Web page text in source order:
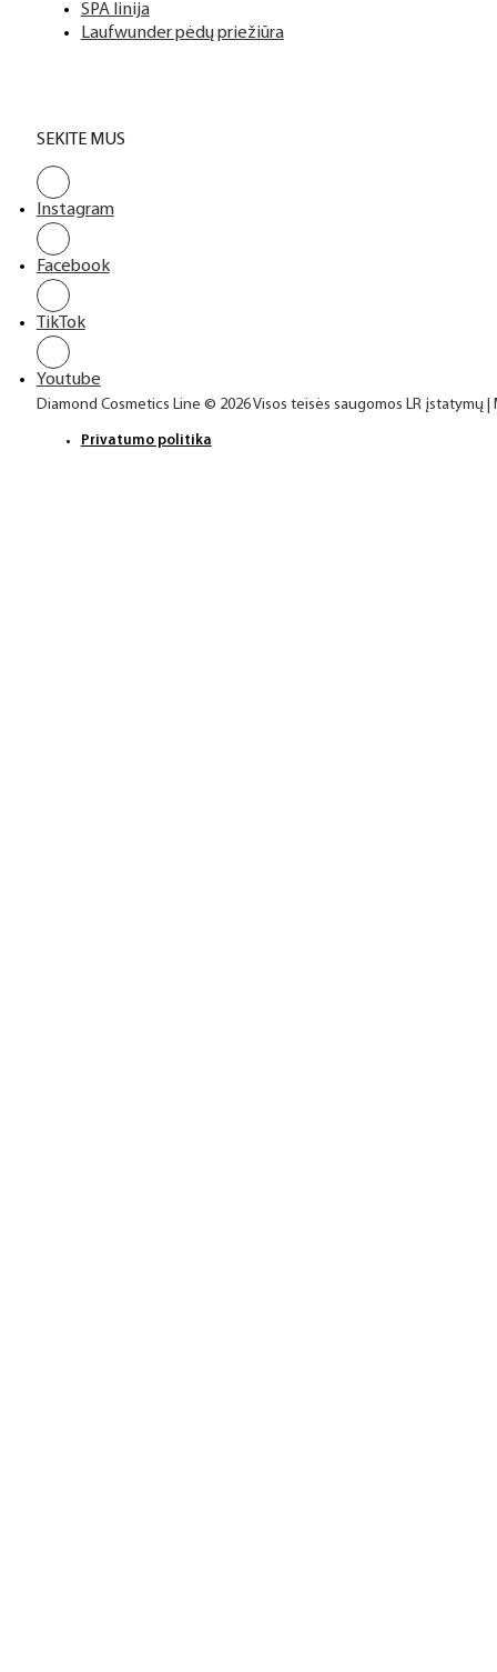
SPA linija
Laufwunder pėdų priežiūra
SEKITE MUS
Instagram
Facebook
TikTok
Youtube
Diamond Cosmetics Line © 2026 Visos teisės saugomos LR įstatymų
Privatumo politika